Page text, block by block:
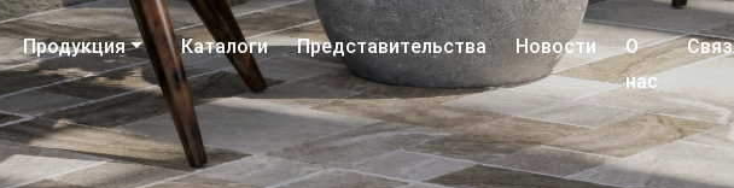
Продукция Каталоги Представительства Новости
О
нас